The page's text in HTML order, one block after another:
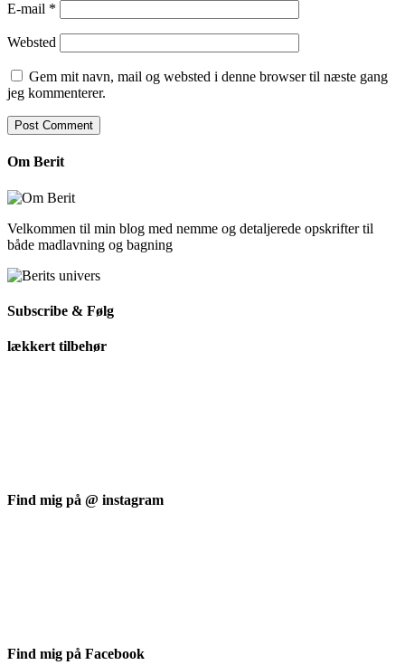
E-mail *
Websted
Gem mit navn, mail og websted i denne browser til næste gang
jeg kommenterer.
Om Berit
Velkommen til min blog med nemme og detaljerede opskrifter til
både madlavning og bagning
Subscribe & Følg
lækkert tilbehør
Find mig på @ instagram
Find mig på Facebook